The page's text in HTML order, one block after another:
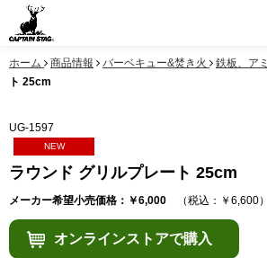
ホーム 商品情報 バーベキュー&焚き火 鉄板、アミ
ト 25cm
UG-1597
NEW
ラウンド グリルプレート 25cm
メーカー希望小売価格：￥6,000 （税込：￥6,600）
オンラインストアで購入